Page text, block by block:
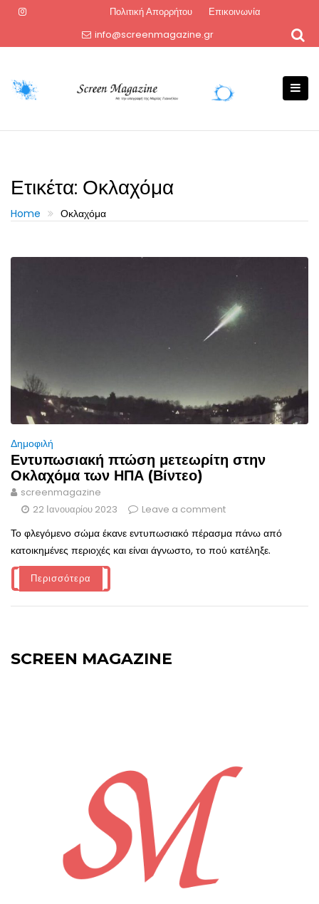
Πολιτική Απορρήτου
Επικοινωνία
info@screenmagazine.gr
Ετικέτα: Οκλαχόμα
Home Οκλαχόμα
Δημοφιλή
Εντυπωσιακή πτώση μετεωρίτη στην
Οκλαχόμα των ΗΠΑ (Βίντεο)
screenmagazine
22 Ιανουαρίου 2023
Leave a comment
Το φλεγόμενο σώμα έκανε εντυπωσιακό πέρασμα πάνω από
κατοικημένες περιοχές και είναι άγνωστο, το πού κατέληξε.
Περισσότερα
SCREEN MAGAZINE